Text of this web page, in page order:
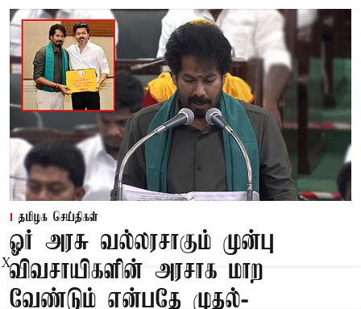
தமிழக செய்திகள்
ஓர் அரசு வல்லரசாகும் முன்பு
விவசாயிகளின் அரசாக மாற
வேண்டும் என்பதே முதல்-
X